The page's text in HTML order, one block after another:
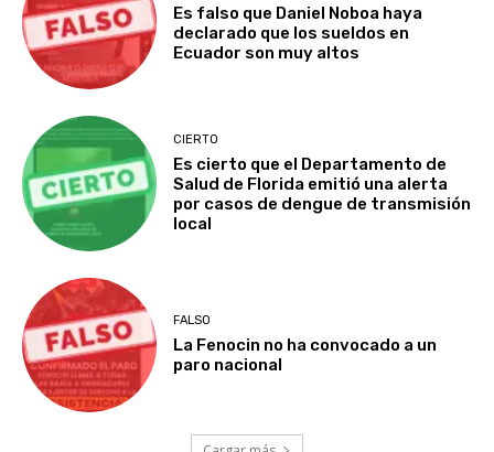
Es falso que Daniel Noboa haya
declarado que los sueldos en
Ecuador son muy altos
CIERTO
Es cierto que el Departamento de
Salud de Florida emitió una alerta
por casos de dengue de transmisión
local
FALSO
La Fenocin no ha convocado a un
paro nacional